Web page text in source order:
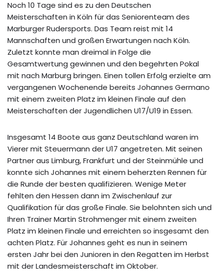
Noch 10 Tage sind es zu den Deutschen
Meisterschaften in Köln für das Seniorenteam des
Marburger Rudersports. Das Team reist mit 14
Mannschaften und großen Erwartungen nach Köln.
Zuletzt konnte man dreimal in Folge die
Gesamtwertung gewinnen und den begehrten Pokal
mit nach Marburg bringen. Einen tollen Erfolg erzielte am
vergangenen Wochenende bereits Johannes Germano
mit einem zweiten Platz im kleinen Finale auf den
Meisterschaften der Jugendlichen U17/U19 in Essen.
Insgesamt 14 Boote aus ganz Deutschland waren im
Vierer mit Steuermann der U17 angetreten. Mit seinen
Partner aus Limburg, Frankfurt und der Steinmühle und
konnte sich Johannes mit einem beherzten Rennen für
die Runde der besten qualifizieren. Wenige Meter
fehlten den Hessen dann im Zwischenlauf zur
Qualifikation für das große Finale. Sie belohnten sich und
Ihren Trainer Martin Strohmenger mit einem zweiten
Platz im kleinen Finale und erreichten so insgesamt den
achten Platz. Für Johannes geht es nun in seinem
ersten Jahr bei den Junioren in den Regatten im Herbst
mit der Landesmeisterschaft im Oktober.